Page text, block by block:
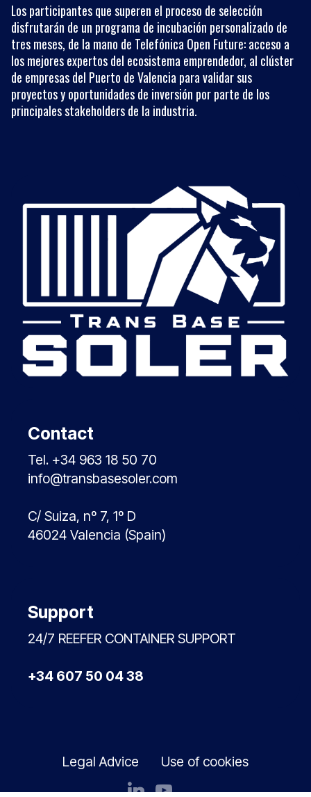
Los participantes que superen el proceso de selección
disfrutarán de un programa de incubación personalizado de
tres meses, de la mano de Telefónica Open Future: acceso a
los mejores expertos del ecosistema emprendedor, al clúster
de empresas del Puerto de Valencia para validar sus
proyectos y oportunidades de inversión por parte de los
principales stakeholders de la industria.
Contact
Tel. +34 963 18 50 70
info@transbasesoler.com
C/ Suiza, nº 7, 1º D
46024 Valencia (Spain)
Support
24/7 REEFER CONTAINER SUPPORT
+34 607 50 04 38
Legal Advice Use of cookies